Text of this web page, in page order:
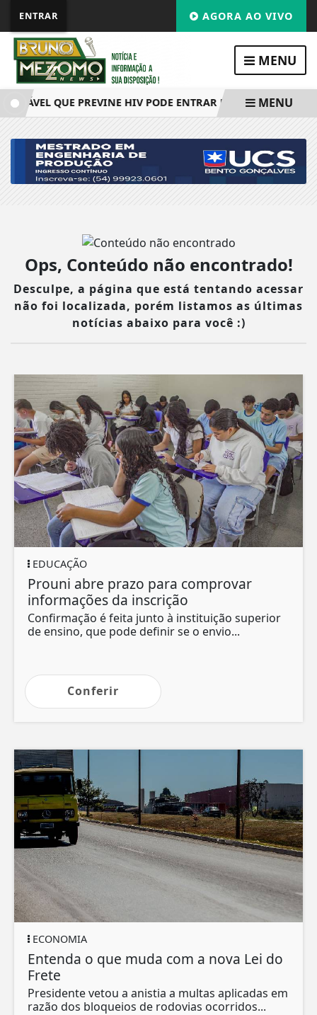
ENTRAR AGORA AO VIVO
MENU
QUE PREVINE HIV PODE ENTRAR NO SUS ATÉ O FIM
MENU
Ops, Conteúdo não encontrado!
Desculpe, a página que está tentando acessar
não foi localizada, porém listamos as últimas
notícias abaixo para você :)
EDUCAÇÃO
Prouni abre prazo para comprovar
informações da inscrição
Confirmação é feita junto à instituição superior
de ensino, que pode definir se o envio...
Conferir
ECONOMIA
Entenda o que muda com a nova Lei do
Frete
Presidente vetou a anistia a multas aplicadas em
razão dos bloqueios de rodovias ocorridos...